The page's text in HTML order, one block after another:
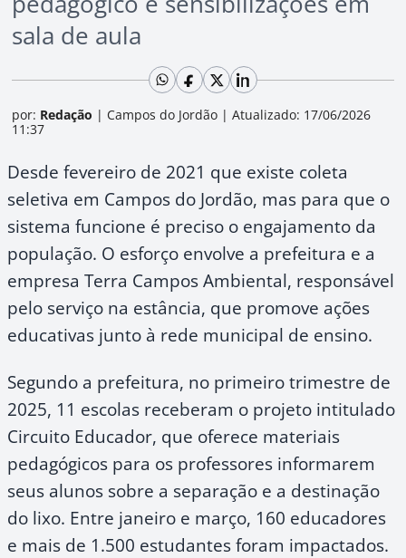
sala de aula
por: Redação | Campos do Jordão | Atualizado: 17/06/2026
11:37
Desde fevereiro de 2021 que existe coleta
seletiva em Campos do Jordão, mas para que o
sistema funcione é preciso o engajamento da
população. O esforço envolve a prefeitura e a
empresa Terra Campos Ambiental, responsável
pelo serviço na estância, que promove ações
educativas junto à rede municipal de ensino.
Segundo a prefeitura, no primeiro trimestre de
2025, 11 escolas receberam o projeto intitulado
Circuito Educador, que oferece materiais
pedagógicos para os professores informarem
seus alunos sobre a separação e a destinação
do lixo. Entre janeiro e março, 160 educadores
e mais de 1.500 estudantes foram impactados.